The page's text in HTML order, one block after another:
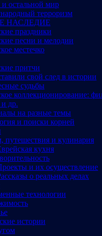
и остальной мир
терроризм
НАСЛЕДИЕ
праздники
песни и мелодии
местечко
притчи
свой след в истории
судьбы
коллекционирование:
и др.
на разные темы
и поиски корней
путешествия и кулинария
кухня
и их осуществление
о реальных делах
технологии
истории